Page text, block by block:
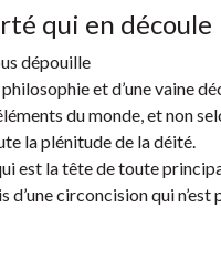
qui en découle
dépouille
et d’une vaine
du monde, et non
la plénitude de la déité.
est la tête de toute
d’une circoncision qui